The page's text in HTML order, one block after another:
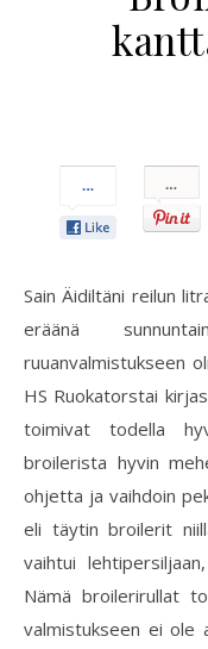
It!
Sain Äidiltäni reilun
eräänä
ruuanvalmistukseen
HS Ruokatorstai
toimivat todella
broilerista hyvin
ohjetta ja vaihdoin
eli täytin broilerit
vaihtui
Nämä broilerirullat
valmistukseen ei ole